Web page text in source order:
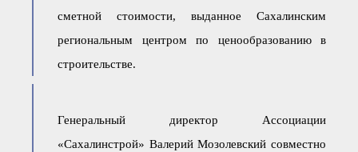
Законодательство РФ по
техническим регламентам
сметной стоимости, выданное Сахалинским
региональным центром по ценообразованию в
строительстве.
Генеральный директор Ассоциации
«Сахалинстрой» Валерий Мозолевский совместно